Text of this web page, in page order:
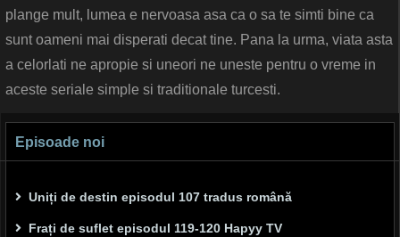
plange mult, lumea e nervoasa asa ca o sa te simti bine ca
sunt oameni mai disperati decat tine. Pana la urma, viata asta
a celorlati ne apropie si uneori ne uneste pentru o vreme in
aceste seriale simple si traditionale turcesti.
Episoade noi
Uniți de destin episodul 107 tradus română
Frați de suflet episodul 119-120 Hapyy TV